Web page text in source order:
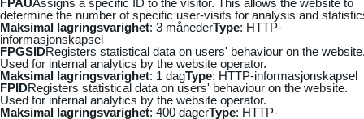
determine the number of specific user-visits for analysis and
Maksimal lagringsvarighet: 3 månederType: HTTP-
informasjonskapsel
FPGSIDRegisters statistical data on users' behaviour on the
Used for internal analytics by the website operator.
Maksimal lagringsvarighet: 1 dagType: HTTP-informasjonskapsel
FPIDRegisters statistical data on users' behaviour on the website.
Used for internal analytics by the website operator.
Maksimal lagringsvarighet: 400 dagerType: HTTP-